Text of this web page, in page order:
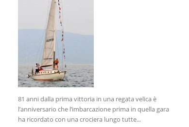
81 anni dalla prima vittoria in una regata velica è
l’anniversario che l’imbarcazione prima in quella gara
ha ricordato con una crociera lungo tutte...